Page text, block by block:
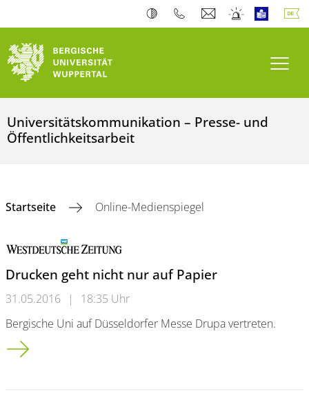
Universitätskommunikation – Presse- und
Öffentlichkeitsarbeit
Startseite Online-Medienspiegel
Drucken geht nicht nur auf Papier
31.05.2016 |
18:35 Uhr
Bergische Uni auf Düsseldorfer Messe Drupa vertreten.
Drucken geht nicht nur auf Papier